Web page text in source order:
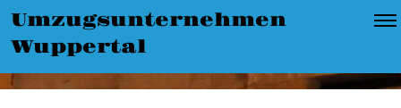
Umzugsunternehmen
Wuppertal